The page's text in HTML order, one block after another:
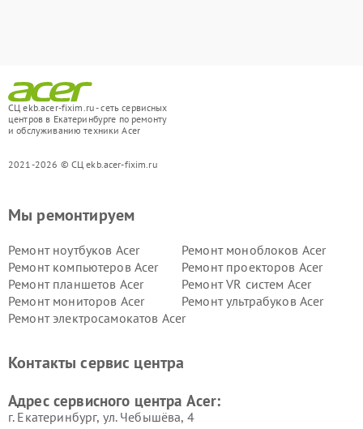
СЦ ekb.acer-fixim.ru - сеть сервисных
центров в Екатеринбурге по ремонту
и обслуживанию техники Acer
2021-2026 © СЦ ekb.acer-fixim.ru
Мы ремонтируем
Ремонт ноутбуков Acer
Ремонт моноблоков Acer
Ремонт компьютеров Acer
Ремонт проекторов Acer
Ремонт планшетов Acer
Ремонт VR систем Acer
Ремонт мониторов Acer
Ремонт ультрабуков Acer
Ремонт электросамокатов Acer
Контакты сервис центра
Адрес сервисного центра Acer:
г. Екатеринбург, ул. Чебышёва, 4